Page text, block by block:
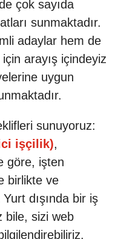
çok sayıda
sunmaktadır.
adaylar hem de
arayış içindeyiz
uygun
sunuyoruz:
işçilik),
göre, işten
birlikte ve
Yurt dışında bir iş
bile, sizi web